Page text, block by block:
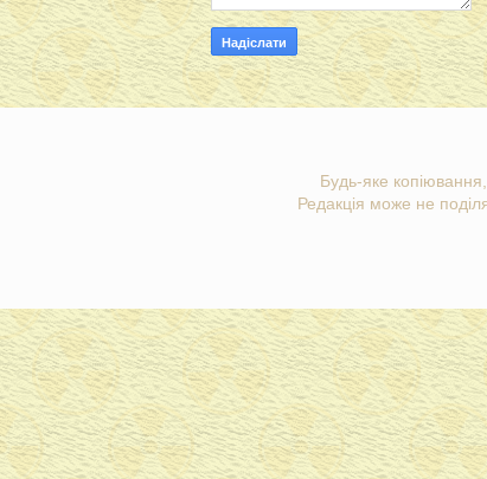
Будь-яке
Редакція може не